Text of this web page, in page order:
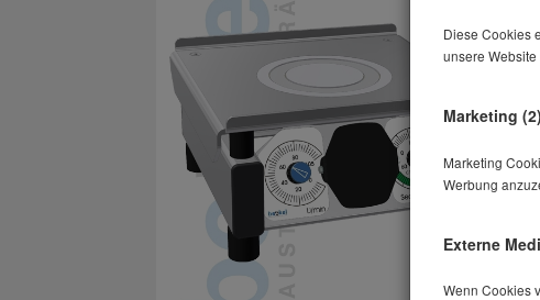
Diese Cookies
unsere
Marketing (2)
Marketing
Werbung
Externe
Wenn Cookies